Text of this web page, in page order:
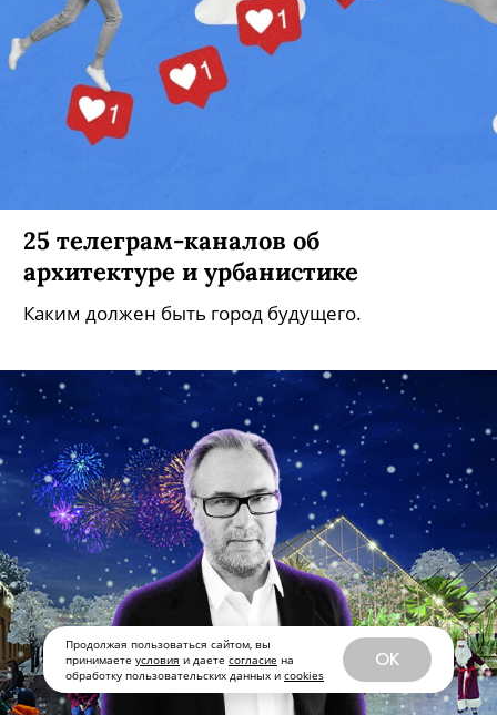
Продолжая пользоваться сайтом, вы
принимаете условия и даете согласие на
обработку пользовательских данных и cookies
OK
25 телеграм-каналов об
Каким должен быть город будущего.